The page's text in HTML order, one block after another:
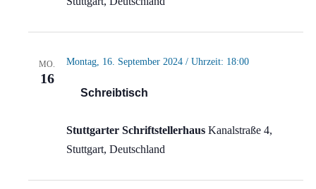
MO.
16
Schreibtisch
Montag, 16. September 2024 / Uhrzeit: 18:00
Stuttgarter Schriftstellerhaus Kanalstraße 4,
Stuttgart, Deutschland